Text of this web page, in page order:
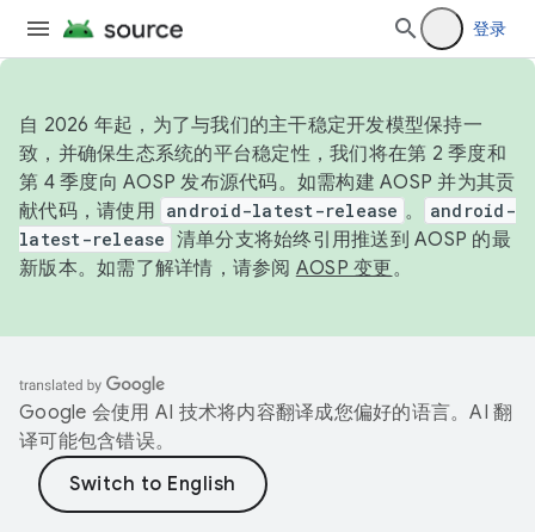
登录
自 2026 年起，为了与我们的主干稳定开发模型保持一
致，并确保生态系统的平台稳定性，我们将在第 2 季度和
第 4 季度向 AOSP 发布源代码。如需构建 AOSP 并为其贡
献代码，请使用 android-latest-release 。
android-
latest-release 清单分支将始终引用推送到 AOSP 的最
新版本。如需了解详情，请参阅 AOSP 变更。
Google 会使用 AI 技术将内容翻译成您偏好的语言。AI 翻
译可能包含错误。